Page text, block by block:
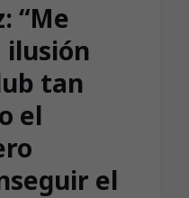
“Me
ilusión
tan
el
el